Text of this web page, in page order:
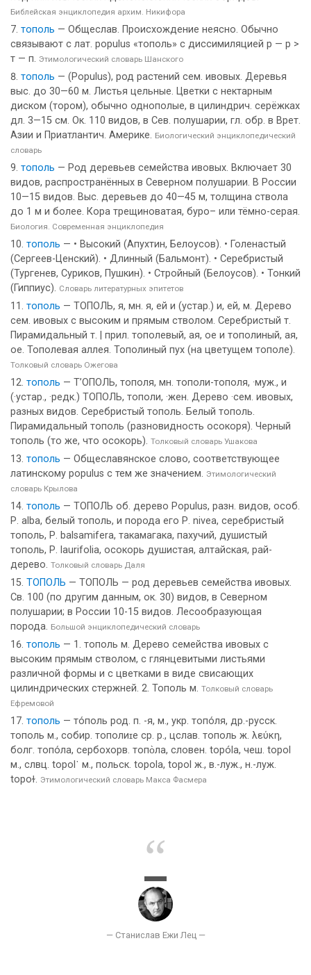
Библейская энциклопедия архим. Никифора
тополь — Общеслав. Происхождение неясно. Обычно
связывают с лат. populus «тополь» с диссимиляцией p — p >
т — п. Этимологический словарь Шанского
тополь — (Populus), род растений сем. ивовых. Деревья
выс. до 30—60 м. Листья цельные. Цветки с нектарным
диском (тором), обычно однополые, в цилиндрич. серёжках
дл. 3—15 см. Ок. 110 видов, в Сев. полушарии, гл. обр. в Врет.
Азии и Приатлантич. Америке. Биологический энциклопедический
словарь
тополь — Род деревьев семейства ивовых. Включает 30
видов, распространённых в Северном полушарии. В России
10—15 видов. Выс. деревьев до 40—45 м, толщина ствола
до 1 м и более. Кора трещиноватая, буро– или тёмно-серая.
Биология. Современная энциклопедия
тополь — • Высокий (Апухтин, Белоусов). • Голенастый
(Сергеев-Ценский). • Длинный (Бальмонт). • Серебристый
(Тургенев, Суриков, Пушкин). • Стройный (Белоусов). • Тонкий
(Гиппиус). Словарь литературных эпитетов
тополь — ТОПОЛЬ, я, мн. я, ей и (устар.) и, ей, м. Дерево
сем. ивовых с высоким и прямым стволом. Серебристый т.
Пирамидальный т. | прил. тополевый, ая, ое и тополиный, ая,
ое. Тополевая аллея. Тополиный пух (на цветущем тополе).
Толковый словарь Ожегова
тополь — Т’ОПОЛЬ, тополя, мн. тополи-тополя, ·муж., и
(·устар., ·редк.) ТОПОЛЬ, тополи, ·жен. Дерево ·сем. ивовых,
разных видов. Серебристый тополь. Белый тополь.
Пирамидальный тополь (разновидность осокоря). Черный
тополь (то же, что осокорь). Толковый словарь Ушакова
тополь — Общеславянское слово, соответствующее
латинскому populus с тем же значением. Этимологический
словарь Крылова
тополь — ТОПОЛЬ об. дерево Populus, разн. видов, особ.
Р. alba, белый тополь, и порода его Р. nivea, серебристый
тополь, Р. balsamifera, такамагака, пахучий, душистый
тополь, Р. laurifolia, осокорь душистая, алтайская, рай-
дерево. Толковый словарь Даля
ТОПОЛЬ — ТОПОЛЬ — род деревьев семейства ивовых.
Св. 100 (по другим данным, ок. 30) видов, в Северном
полушарии; в России 10-15 видов. Лесообразующая
порода. Большой энциклопедический словарь
тополь — 1. тополь м. Дерево семейства ивовых с
высоким прямым стволом, с глянцевитыми листьями
различной формы и с цветками в виде свисающих
цилиндрических стержней. 2. Тополь м. Толковый словарь
Ефремовой
тополь — то́поль род. п. -я, м., укр. топо́ля, др.-русск.
тополь м., собир. тополиɪе ср. р., цслав. тополь ж. λεύκη,
болг. топо́ла, сербохорв. топо̀ла, словен. tорólа, чеш. tороl
м., слвц. tороl᾽ м., польск. tороlа, tороl ж., в.-луж., н.-луж.
tороɫ. Этимологический словарь Макса Фасмера